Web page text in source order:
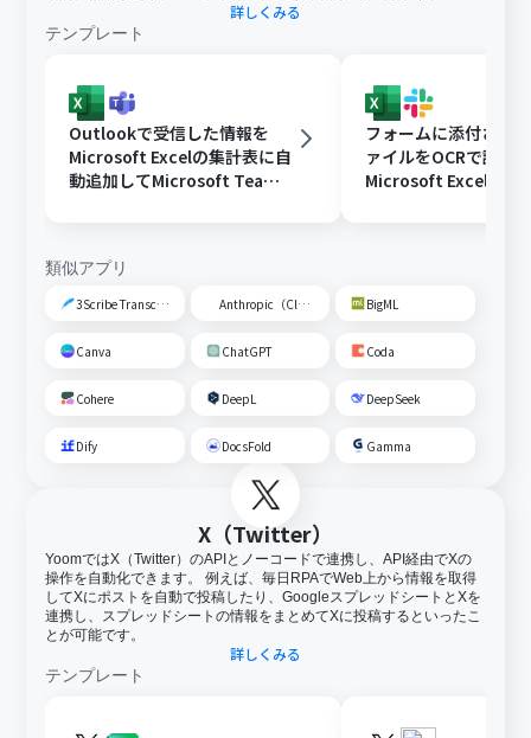
詳しくみる
テンプレート
Outlookで受信した情報を
Microsoft Excelの集計表に自
動追加してMicrosoft Teams
フォームに添付され
ァイルをOCRで読み
Microsoft Excelに格
類似アプリ
3Scribe Transcription Anthropic（Claude） BigML
Canva ChatGPT Coda
Cohere DeepL DeepSeek
Dify DocsFold Gamma
X（Twitter）
YoomではX（Twitter）のAPIとノーコードで連携し、API経由でXの
操作を自動化できます。 例えば、毎日RPAでWeb上から情報を取得
してXにポストを自動で投稿したり、GoogleスプレッドシートとXを
連携し、スプレッドシートの情報をまとめてXに投稿するといったこ
とが可能です。
詳しくみる
テンプレート